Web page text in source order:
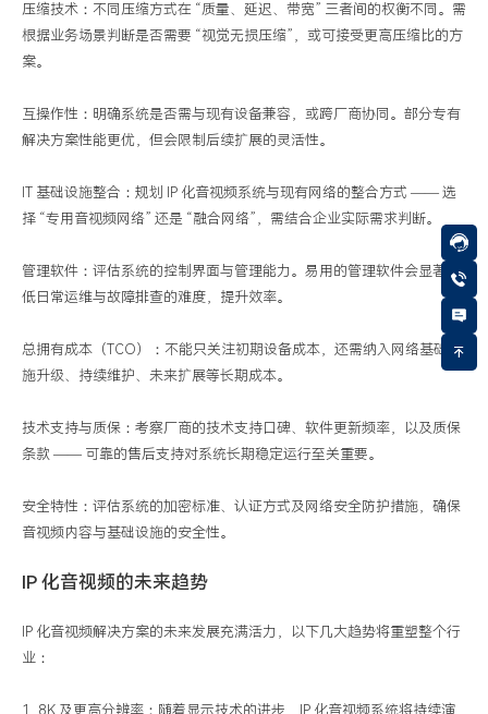
压缩技术：不同压缩方式在 “质量、延迟、带宽” 三者间的权衡不同。需
根据业务场景判断是否需要 “视觉无损压缩”，或可接受更高压缩比的方
案。
互操作性：明确系统是否需与现有设备兼容，或跨厂商协同。部分专有
解决方案性能更优，但会限制后续扩展的灵活性。
IT 基础设施整合：规划 IP 化音视频系统与现有网络的整合方式 —— 选
择 “专用音视频网络” 还是 “融合网络”，需结合企业实际需求判断。
管理软件：评估系统的控制界面与管理能力。易用的管理软件会显著降
低日常运维与故障排查的难度，提升效率。
总拥有成本（TCO）：不能只关注初期设备成本，还需纳入网络基础设
施升级、持续维护、未来扩展等长期成本。
技术支持与质保：考察厂商的技术支持口碑、软件更新频率，以及质保
条款 —— 可靠的售后支持对系统长期稳定运行至关重要。
安全特性：评估系统的加密标准、认证方式及网络安全防护措施，确保
音视频内容与基础设施的安全性。
IP 化音视频的未来趋势
IP 化音视频解决方案的未来发展充满活力，以下几大趋势将重塑整个行
业：
1. 8K 及更高分辨率：随着显示技术的进步，IP 化音视频系统将持续演